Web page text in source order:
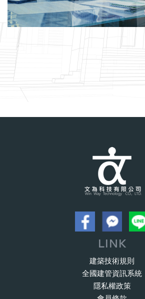
LINK
建築技術規則
全國建管資訊系統
隱私權政策